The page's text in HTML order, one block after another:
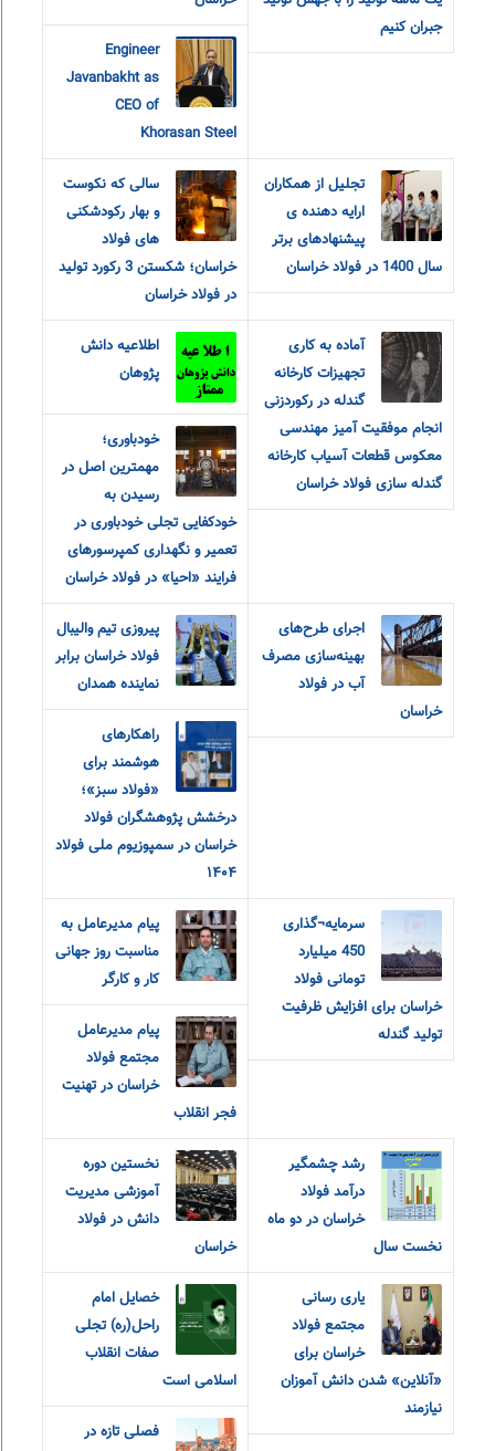
جبران کنیم
Engineer
Javanbakht as
CEO of
Khorasan Steel
تجلیل از همکاران
ارایه دهنده ی
پیشنهادهای برتر
سال 1400 در فولاد خراسان
سالی که نکوست
و بهار رکودشکنی
های فولاد
خراسان؛ شکستن 3 رکورد تولید
در فولاد خراسان
آماده به کاری
تجهیزات کارخانه
گندله در رکوردزنی
انجام موفقیت آمیز مهندسی
معکوس قطعات آسیاب کارخانه
گندله سازی فولاد خراسان
اطلاعیه دانش
پژوهان
خودباوری؛
مهمترین اصل در
رسیدن به
خودکفایی تجلی خودباوری در
تعمیر و نگهداری کمپرسورهای
فرایند «احیا» در فولاد خراسان
اجرای طرح‌های
بهینه‌سازی مصرف
آب در فولاد
خراسان
پیروزی تیم والیبال
فولاد خراسان برابر
نماینده همدان
راهکارهای
هوشمند برای
«فولاد سبز»؛
درخشش پژوهشگران فولاد
خراسان در سمپوزیوم ملی فولاد
۱۴۰۴
سرمایه¬گذاری
450 میلیارد
تومانی فولاد
خراسان برای افزایش ظرفیت
تولید گندله
پیام مدیرعامل به
مناسبت روز جهانی
کار و کارگر
پیام مدیرعامل
مجتمع فولاد
خراسان در تهنیت
فجر انقلاب
رشد چشمگیر
درآمد فولاد
خراسان در دو ماه
نخست سال
نخستین دوره
آموزشی مدیریت
دانش در فولاد
خراسان
یاری رسانی
مجتمع فولاد
خراسان برای
«آنلاین» شدن دانش آموزان
نیازمند
خصایل امام
راحل(ره) تجلی
صفات انقلاب
اسلامی است
فصلی تازه در